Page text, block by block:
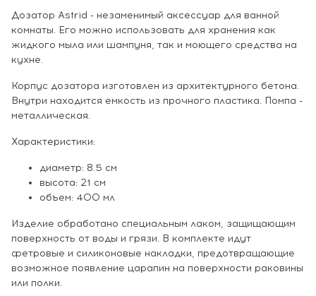
Дозатор Astrid - незаменимый аксессуар для ванной
комнаты. Его можно использовать для хранения как
жидкого мыла или шампуня, так и моющего средства на
кухне.
Корпус дозатора изготовлен из архитектурного бетона.
Внутри находится емкость из прочного пластика. Помпа -
металлическая.
Характеристики:
диаметр: 8.5 см
высота: 21 см
объем: 400 мл
Изделие обработано специальным лаком, защищающим
поверхность от воды и грязи. В комплекте идут
фетровые и силиконовые накладки, предотвращающие
возможное появление царапин на поверхности раковины
или полки.